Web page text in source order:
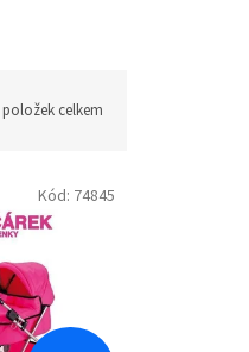
položek celkem
Kód: 74845